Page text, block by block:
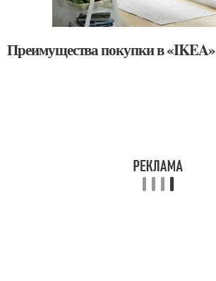
Преимущества покупки в «IKEA»